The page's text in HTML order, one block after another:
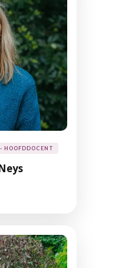
HOOFDDOCENT